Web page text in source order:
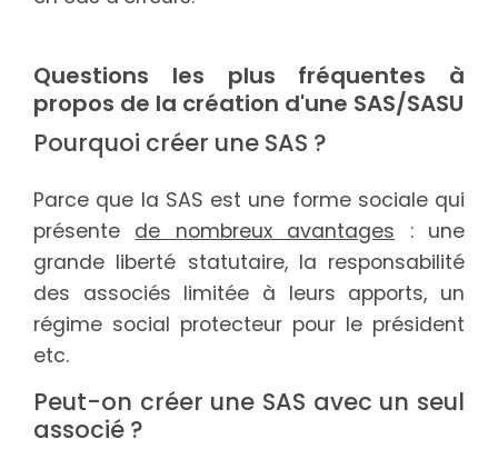
Questions les plus fréquentes à
propos de la création d'une SAS/SASU
Pourquoi créer une SAS ?
Parce que la SAS est une forme sociale qui
présente de nombreux avantages : une
grande liberté statutaire, la responsabilité
des associés limitée à leurs apports, un
régime social protecteur pour le président
etc.
Peut-on créer une SAS avec un seul
associé ?